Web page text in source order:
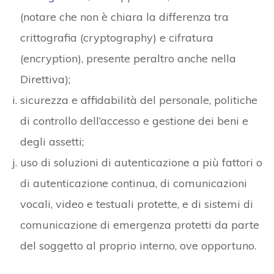
(notare che non è chiara la differenza tra
crittografia (cryptography) e cifratura
(encryption), presente peraltro anche nella
Direttiva);
sicurezza e affidabilità del personale, politiche
di controllo dell’accesso e gestione dei beni e
degli assetti;
uso di soluzioni di autenticazione a più fattori o
di autenticazione continua, di comunicazioni
vocali, video e testuali protette, e di sistemi di
comunicazione di emergenza protetti da parte
del soggetto al proprio interno, ove opportuno.